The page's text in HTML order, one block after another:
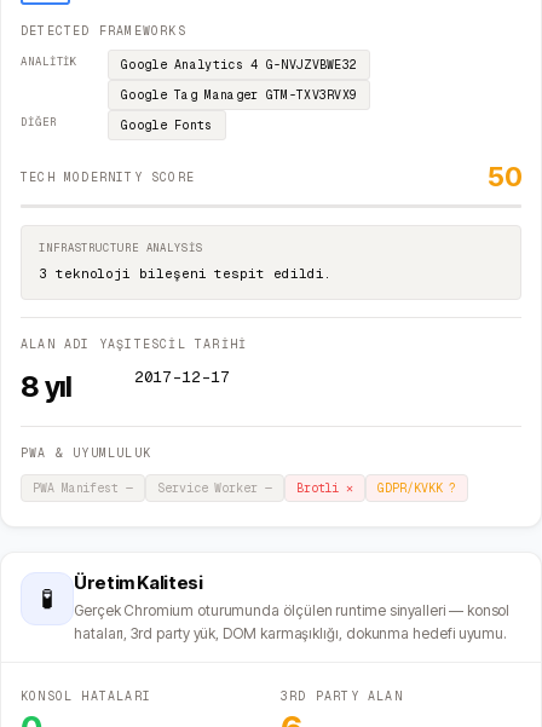
DETECTED FRAMEWORKS
ANALITIK Google Analytics 4 G-NVJZVBWE32
Google Tag Manager GTM-TXV3RVX9
DIĞER Google Fonts
TECH MODERNITY SCORE 50
INFRASTRUCTURE ANALYSIS
3 teknoloji bileşeni tespit edildi.
ALAN ADI YAŞI
8yıl
TESCİL TARİHİ
2017-12-17
PWA & UYUMLULUK
PWA Manifest— Service Worker — Brotli ✕ GDPR/KVKK?
🧪
Üretim Kalitesi
Gerçek Chromium oturumunda ölçülen runtime sinyalleri — konsol
hataları, 3rd party yük, DOM karmaşıklığı, dokunma hedefi uyumu.
KONSOL HATALARI 3RD PARTY ALAN